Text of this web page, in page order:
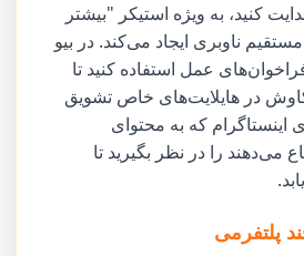
کنید، به ویژه استیکر "بیشتر
ناوبری ایجاد می‌کند. در بیو
عمل استفاده کنید تا
کاوش در هایلایت‌های خاص تشویق
اینستاگرام که به محتوای
می‌دهند را در نظر بگیرید تا
پلتفرمی